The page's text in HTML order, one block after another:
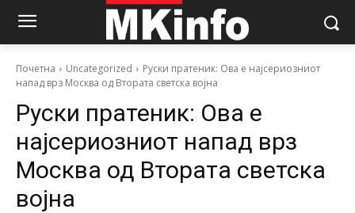
Почетна Uncategorized
Руски пратеник: Ова е најсериозниот
напад врз Москва од Втората светска војна
Руски пратеник: Ова е
најсериозниот напад врз
Москва од Втората светска
војна